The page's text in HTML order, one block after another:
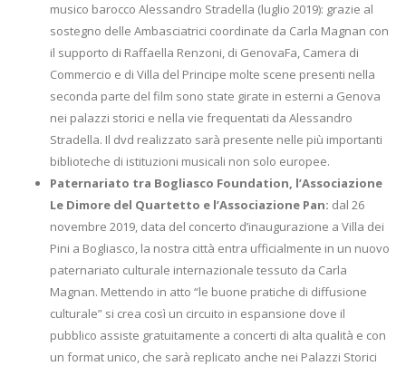
musico barocco Alessandro Stradella (luglio 2019): grazie al
sostegno delle Ambasciatrici coordinate da Carla Magnan con
il supporto di Raffaella Renzoni, di GenovaFa, Camera di
Commercio e di Villa del Principe molte scene presenti nella
seconda parte del film sono state girate in esterni a Genova
nei palazzi storici e nella vie frequentati da Alessandro
Stradella. Il dvd realizzato sarà presente nelle più importanti
biblioteche di istituzioni musicali non solo europee.
Paternariato tra Bogliasco Foundation, l’Associazione
Le Dimore del Quartetto e l’Associazione Pan: dal 26
novembre 2019, data del concerto d’inaugurazione a Villa dei
Pini a Bogliasco, la nostra città entra ufficialmente in un nuovo
paternariato culturale internazionale tessuto da Carla
Magnan. Mettendo in atto “le buone pratiche di diffusione
culturale” si crea così un circuito in espansione dove il
pubblico assiste gratuitamente a concerti di alta qualità e con
un format unico, che sarà replicato anche nei Palazzi Storici